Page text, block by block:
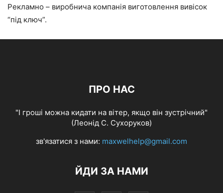
Рекламно – виробнича компанія виготовлення вивісок
“під ключ”.
ПРО НАС
"І гроші можна кидати на вітер, якщо він зустрічний"
(Леонід С. Сухоруков)
зв'язатися з нами: maxwelhelp@gmail.com
ЙДИ ЗА НАМИ